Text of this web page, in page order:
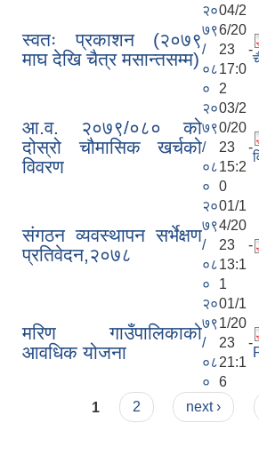
स्वतः प्रकाशन (२०७९
माघ देखि चैत्र मसान्तसम्म)
२०
७९
/
०८
०
04/2
6/20
23 -
17:0
2
आ.व. २०७९/०८० को
दोस्रो चौमासिक खर्चको
विवरण
२०
७९
/
०८
०
03/2
0/20
23 -
15:2
0
संगठन व्यवस्थापन सर्भेक्षण
प्रतिवेदन,२०७८
२०
७९
/
०८
०
01/1
4/20
23 -
13:1
1
मरिण गाउँपालिकाको
आवधिक योजना
२०
७९
/
०८
०
01/1
1/20
23 -
21:1
6
Pages
1 2 next ›